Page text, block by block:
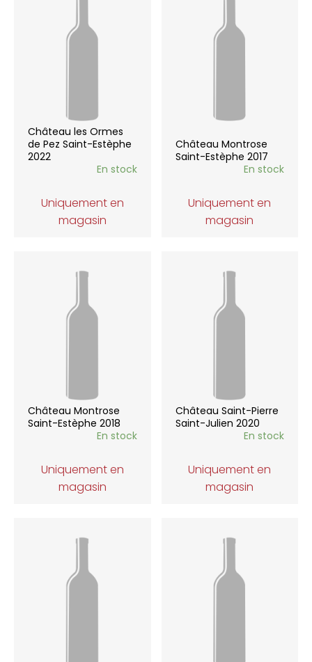
Château les Ormes
de Pez Saint-Estèphe
2022
En stock
Uniquement en
magasin
Château Montrose
Saint-Estèphe 2017
En stock
Uniquement en
magasin
Château Montrose
Saint-Estèphe 2018
En stock
Uniquement en
magasin
Château Saint-Pierre
Saint-Julien 2020
En stock
Uniquement en
magasin